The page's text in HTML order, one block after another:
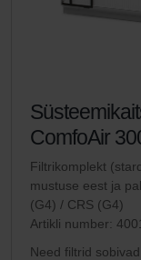
ComfoAir
Filtrikomplekt
mustuse eest ja
(G4) / CRS (G4)
Artikli number:
Need filtrid